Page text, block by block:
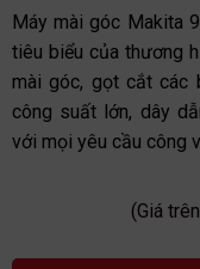
sao
Máy mài góc Makita
tiêu biểu của thương
mài góc, gọt cắt các
công suất lớn, dây
với mọi yêu cầu công
(Giá